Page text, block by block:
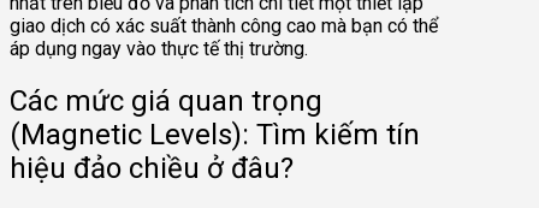
giao dịch có xác suất thành công cao mà bạn có thể
áp dụng ngay vào thực tế thị trường.
Các mức giá quan trọng
(Magnetic Levels): Tìm kiếm tín
hiệu đảo chiều ở đâu?